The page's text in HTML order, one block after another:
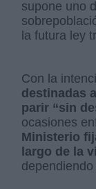
supone uno
la futura ley
Con la
destinadas
parir “sin
ocasiones
Ministerio
largo de la